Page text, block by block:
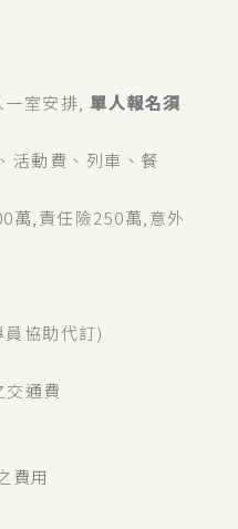
室安排, 單人報名須
活動費、列車、餐
萬,責任險250萬,意外
協助代訂)
通費
費用